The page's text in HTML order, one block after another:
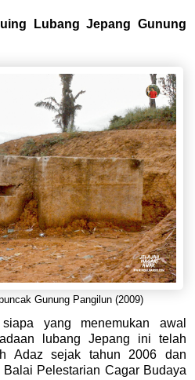
Lubang Jepang Gunung
Gunung Pangilun (2009)
yang menemukan awal
lubang Jepang ini telah
Adaz sejak tahun 2006 dan
Pelestarian Cagar Budaya